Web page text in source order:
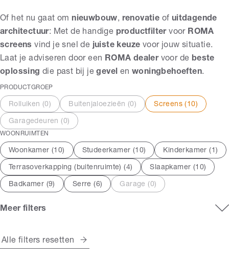
Of het nu gaat om nieuwbouw, renovatie of uitdagende
architectuur: Met de handige productfiltervoor ROMA
screens vind je snel de juiste keuze voor jouw situatie.
Laat je adviseren door een ROMA dealervoor de beste
oplossing die past bij jegevel enwoningbehoeften.
PRODUCTGROEP
Rolluiken (0 ) Buitenjaloezieën (0 ) Screens ( 10)
Garagedeuren (0)
WOONRUIMTEN
Woonkamer (10) Studeerkamer (10) Kinderkamer ( 1 )
Terrasoverkapping (buitenruimte) (4) Slaapkamer (10)
Badkamer (9) Serre (6) Garage (0)
Meer filters
Alle filters resetten